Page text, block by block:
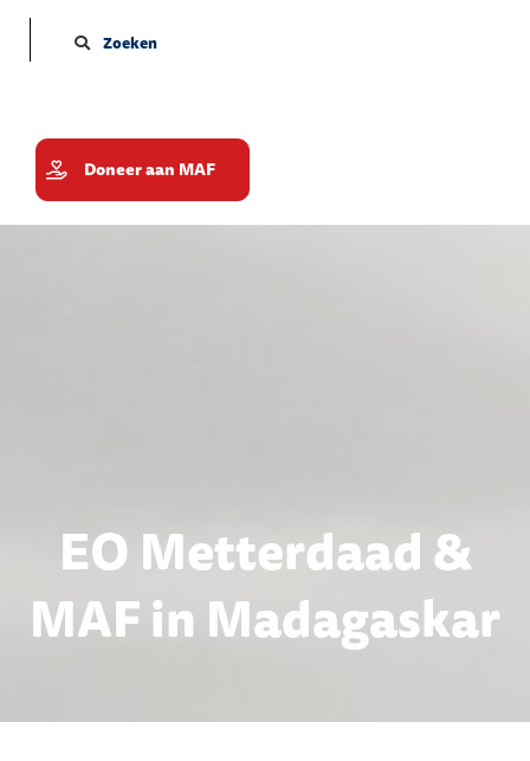
Zoeken
Doneer aan MAF
EO Metterdaad &
MAF in Madagaskar